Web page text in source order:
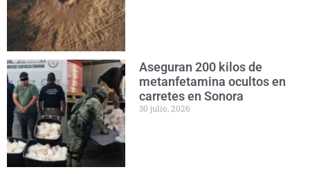
Aseguran 200 kilos de
metanfetamina ocultos en
carretes en Sonora
30 julio, 2026